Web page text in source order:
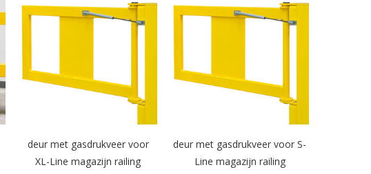
deur met gasdrukveer voor
XL-Line magazijn railing
deur met gasdrukveer voor S-
Line magazijn railing